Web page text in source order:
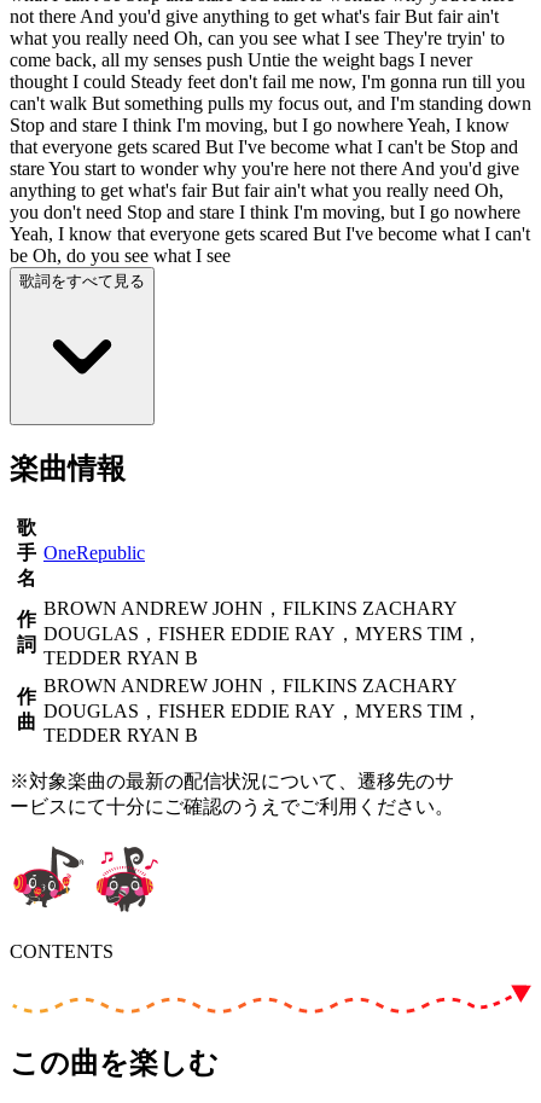
not there And you'd give anything to get what's fair But fair ain't
what you really need Oh, can you see what I see They're tryin' to
come back, all my senses push Untie the weight bags I never
thought I could Steady feet don't fail me now, I'm gonna run till you
can't walk But something pulls my focus out, and I'm standing down
Stop and stare I think I'm moving, but I go nowhere Yeah, I know
that everyone gets scared But I've become what I can't be Stop and
stare You start to wonder why you're here not there And you'd give
anything to get what's fair But fair ain't what you really need Oh,
you don't need Stop and stare I think I'm moving, but I go nowhere
Yeah, I know that everyone gets scared But I've become what I can't
be Oh, do you see what I see
歌詞をすべて見る
楽曲情報
歌
手
名
OneRepublic
作
詞
BROWN ANDREW JOHN，FILKINS ZACHARY
DOUGLAS，FISHER EDDIE RAY，MYERS TIM，
TEDDER RYAN B
作
曲
BROWN ANDREW JOHN，FILKINS ZACHARY
DOUGLAS，FISHER EDDIE RAY，MYERS TIM，
TEDDER RYAN B
※対象楽曲の最新の配信状況について、遷移先のサ
ービスにて十分にご確認のうえでご利用ください。
CONTENTS
この曲を楽しむ